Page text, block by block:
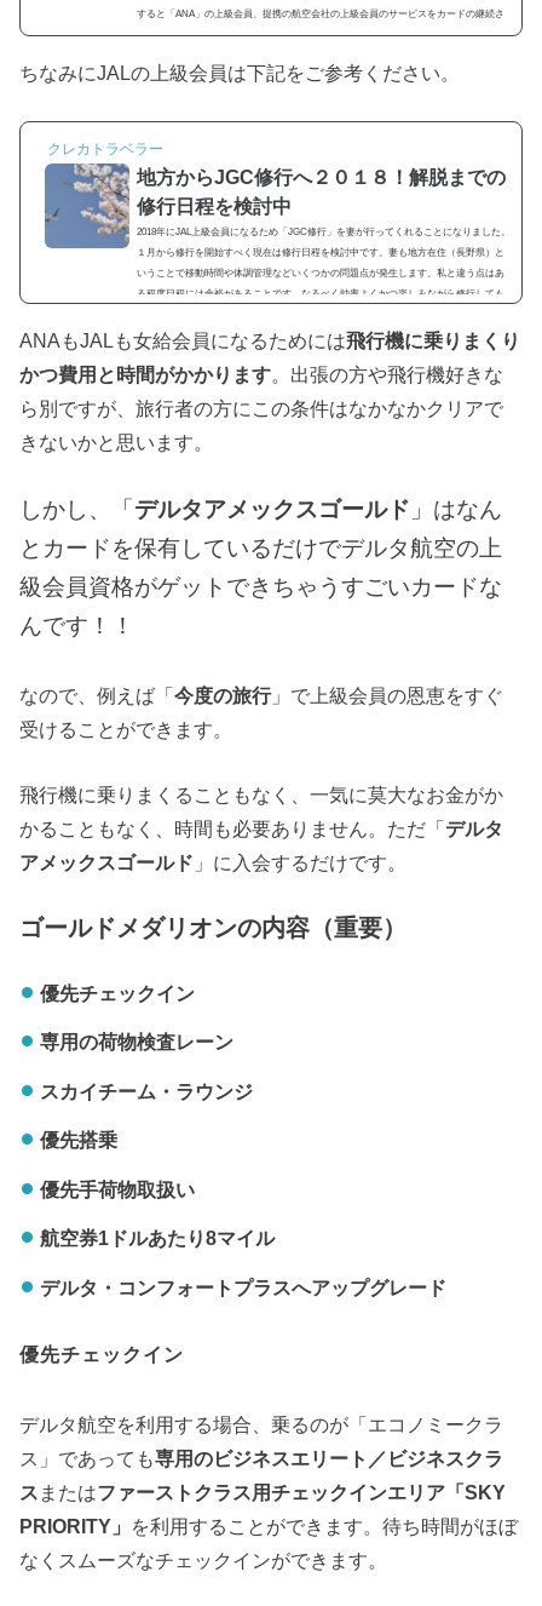
すると「ANA」の上級会員、提携の航空会社の上級会員のサービスをカードの継続さ
えすれば、半永久的に受けることができます。今回は「SFC」のサービスに関しての
います。スーパーフライヤーズカード「SFC」って何？ANAには上級会員の制度があ
ちなみにJALの上級会員は下記をご参考ください。
クレカトラベラー
地方からJGC修行へ２０１８！解脱までの
修行日程を検討中
2018年にJAL上級会員になるため「JGC修行」を妻が行ってくれることになりました。
１月から修行を開始すべく現在は修行日程を検討中です。妻も地方在住（長野県）と
いうことで移動時間や体調管理などいくつかの問題点が発生します。私と違う点はあ
る程度日程には余裕があることです。なるべく効率よくかつ楽しみながら修行しても
のJGCについての入会内容JALグローバルクラブ(JGC)は、以下の条件を満たされたお
ANAもJALも女給会員になるためには飛行機に乗りまくり
かつ費用と時間がかかります。出張の方や飛行機好きな
ら別ですが、旅行者の方にこの条件はなかなかクリアで
きないかと思います。
しかし、「 デルタアメックスゴールド 」はなん
とカードを保有しているだけでデルタ航空の上
級会員資格がゲットできちゃうすごいカードな
んです！！
なので、例えば「今度の旅行」で上級会員の恩恵をすぐ
受けることができます。
飛行機に乗りまくることもなく、一気に莫大なお金がか
かることもなく、時間も必要ありません。ただ「デルタ
アメックスゴールド 」に入会するだけです。
ゴールドメダリオンの内容（重要）
優先チェックイン
専用の荷物検査レーン
スカイチーム・ラウンジ
優先搭乗
優先手荷物取扱い
航空券1ドルあたり8マイル
デルタ・コンフォートプラスへアップグレード
優先チェックイン
デルタ航空を利用する場合、乗るのが「エコノミークラ
ス」であっても専用のビジネスエリート／ビジネスクラ
ス またはファーストクラス用チェックインエリア「SKY
PRIORITY」 を利用することができます。待ち時間がほぼ
なくスムーズなチェックインができます。